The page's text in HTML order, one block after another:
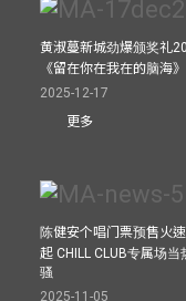
黄淑蔓新城劲爆颁奖礼
《留在你在我在的脑海
2025-12-17
更多
陈健安个唱门票预售火
起 CHILL CLUB专属场
骚
2025-11-05